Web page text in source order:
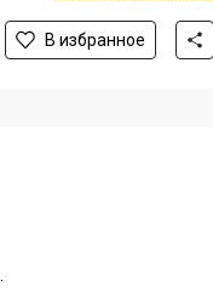
В избранное